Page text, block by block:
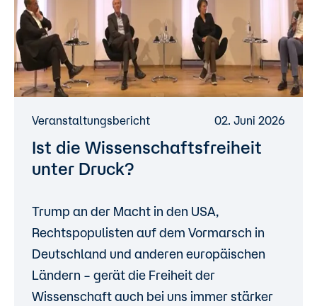
Veranstaltungsbericht 02. Juni 2026
Ist die Wissenschaftsfreiheit
unter Druck?
Trump an der Macht in den USA,
Rechtspopulisten auf dem Vormarsch in
Deutschland und anderen europäischen
Ländern – gerät die Freiheit der
Wissenschaft auch bei uns immer stärker